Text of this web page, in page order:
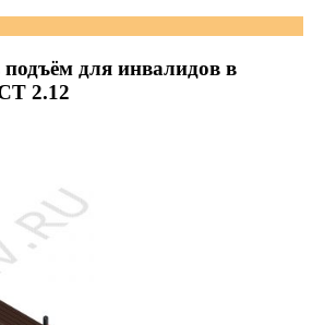
для инвалидов в
2.12